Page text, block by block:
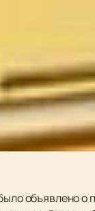
объявлено о